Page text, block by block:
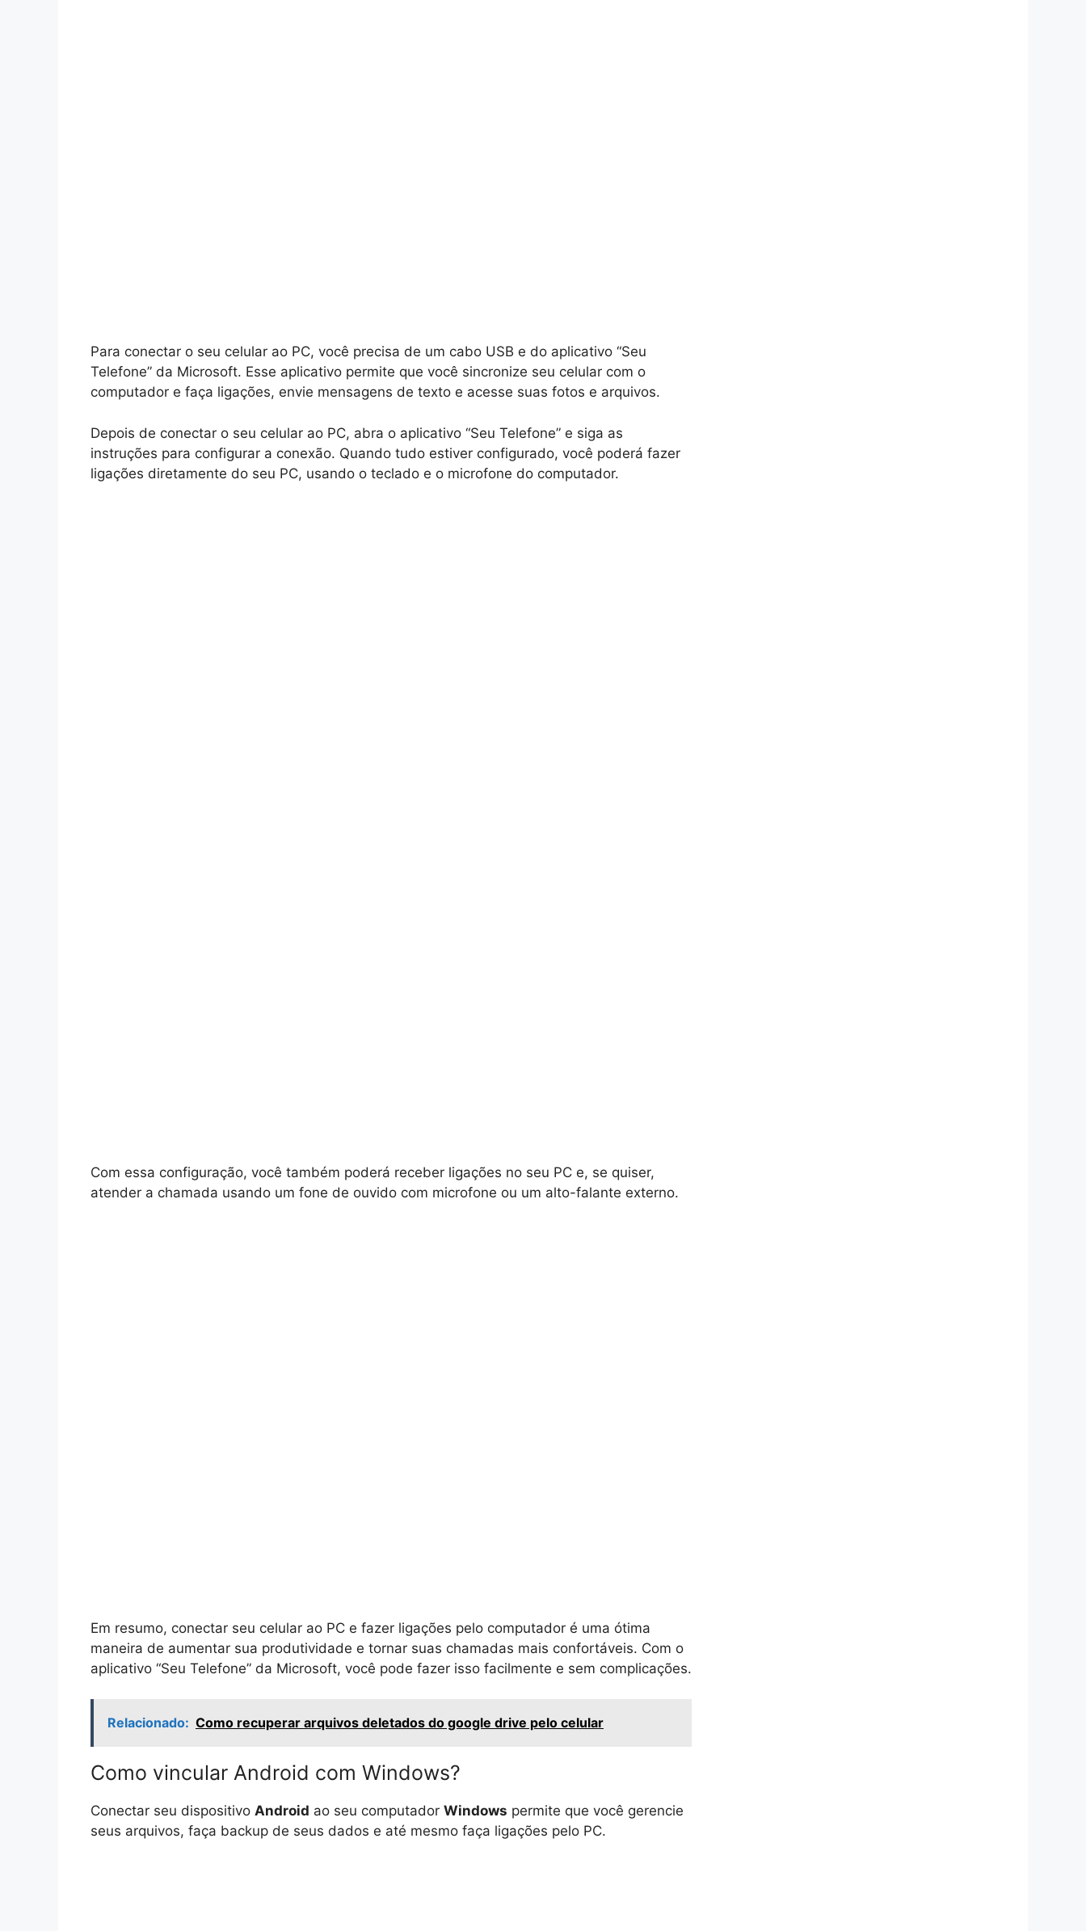
Para conectar o seu celular ao PC, você precisa de um cabo USB e do aplicativo “Seu
Telefone” da Microsoft. Esse aplicativo permite que você sincronize seu celular com o
computador e faça ligações, envie mensagens de texto e acesse suas fotos e arquivos.
Depois de conectar o seu celular ao PC, abra o aplicativo “Seu Telefone” e siga as
instruções para configurar a conexão. Quando tudo estiver configurado, você poderá fazer
ligações diretamente do seu PC, usando o teclado e o microfone do computador.
Com essa configuração, você também poderá receber ligações no seu PC e, se quiser,
atender a chamada usando um fone de ouvido com microfone ou um alto-falante externo.
Em resumo, conectar seu celular ao PC e fazer ligações pelo computador é uma ótima
maneira de aumentar sua produtividade e tornar suas chamadas mais confortáveis. Com o
aplicativo “Seu Telefone” da Microsoft, você pode fazer isso facilmente e sem complicações.
Relacionado: Como recuperar arquivos deletados do google drive pelo celular
Como vincular Android com Windows?
Conectar seu dispositivo Android ao seu computador Windows permite que você gerencie
seus arquivos, faça backup de seus dados e até mesmo faça ligações pelo PC.